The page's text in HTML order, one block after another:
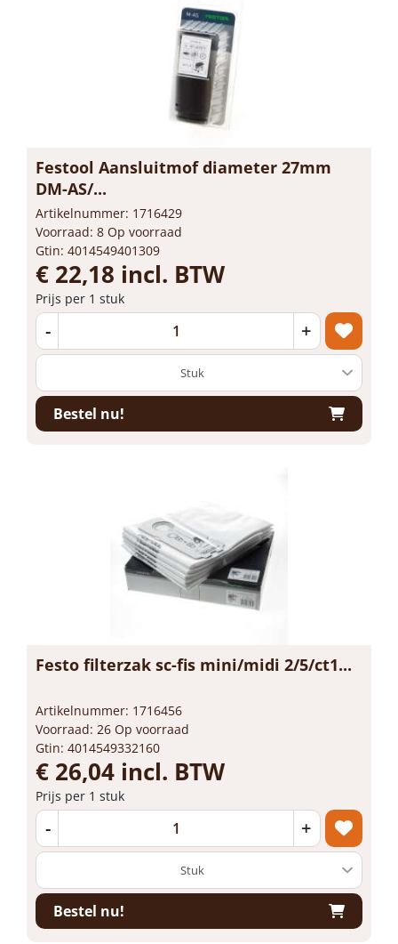
Festool Aansluitmof diameter 27mm
DM-AS/...
Artikelnummer: 1716429
Voorraad: 8 Op voorraad
Gtin: 4014549401309
€ 22,18 incl. BTW
Prijs per 1 stuk
- +
Bestel nu!
Festo filterzak sc-fis mini/midi 2/5/ct1...
Artikelnummer: 1716456
Voorraad: 26 Op voorraad
Gtin: 4014549332160
€ 26,04 incl. BTW
Prijs per 1 stuk
- +
Bestel nu!